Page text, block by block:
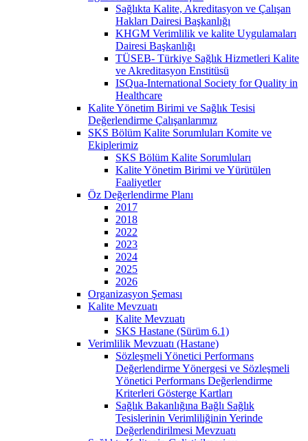
Sağlıkta Kalite, Akreditasyon ve Çalışan
Hakları Dairesi Başkanlığı
KHGM Verimlilik ve kalite Uygulamaları
Dairesi Başkanlığı
TÜSEB- Türkiye Sağlık Hizmetleri Kalite
ve Akreditasyon Enstitüsü
ISQua-International Society for Quality in
Healthcare
Kalite Yönetim Birimi ve Sağlık Tesisi
Değerlendirme Çalışanlarımız
SKS Bölüm Kalite Sorumluları Komite ve
Ekiplerimiz
SKS Bölüm Kalite Sorumluları
Kalite Yönetim Birimi ve Yürütülen
Faaliyetler
Öz Değerlendirme Planı
2017
2018
2022
2023
2024
2025
2026
Organizasyon Şeması
Kalite Mevzuatı
Kalite Mevzuatı
SKS Hastane (Sürüm 6.1)
Verimlilik Mevzuatı (Hastane)
Sözleşmeli Yönetici Performans
Değerlendirme Yönergesi ve Sözleşmeli
Yönetici Performans Değerlendirme
Kriterleri Gösterge Kartları
Sağlık Bakanlığına Bağlı Sağlık
Tesislerinin Verimliliğinin Yerinde
Değerlendirilmesi Mevzuatı